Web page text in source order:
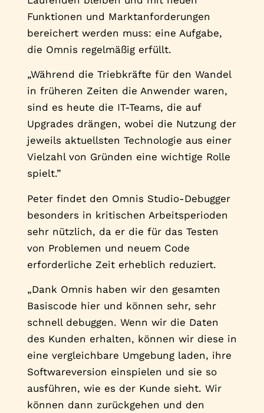
Funktionen und Marktanforderungen
bereichert werden muss: eine Aufgabe,
die Omnis regelmäßig erfüllt.
„Während die Triebkräfte für den Wandel
in früheren Zeiten die Anwender waren,
sind es heute die IT-Teams, die auf
Upgrades drängen, wobei die Nutzung der
jeweils aktuellsten Technologie aus einer
Vielzahl von Gründen eine wichtige Rolle
spielt.”
Peter findet den Omnis Studio-Debugger
besonders in kritischen Arbeitsperioden
sehr nützlich, da er die für das Testen
von Problemen und neuem Code
erforderliche Zeit erheblich reduziert.
„Dank Omnis haben wir den gesamten
Basiscode hier und können sehr, sehr
schnell debuggen. Wenn wir die Daten
des Kunden erhalten, können wir diese in
eine vergleichbare Umgebung laden, ihre
Softwareversion einspielen und sie so
ausführen, wie es der Kunde sieht. Wir
können dann zurückgehen und den